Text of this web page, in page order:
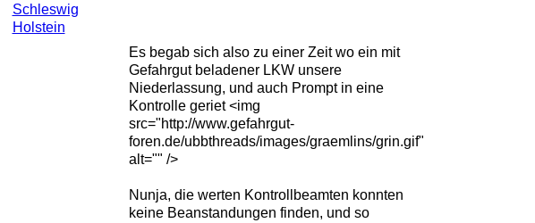
Schleswig
Holstein
Es begab sich also zu einer Zeit wo ein mit
Gefahrgut beladener LKW unsere
Niederlassung, und auch Prompt in eine
Kontrolle geriet <img
src="http://www.gefahrgut-
foren.de/ubbthreads/images/graemlins/grin.gif"
alt="" />
Nunja, die werten Kontrollbeamten konnten
keine Beanstandungen finden, und so